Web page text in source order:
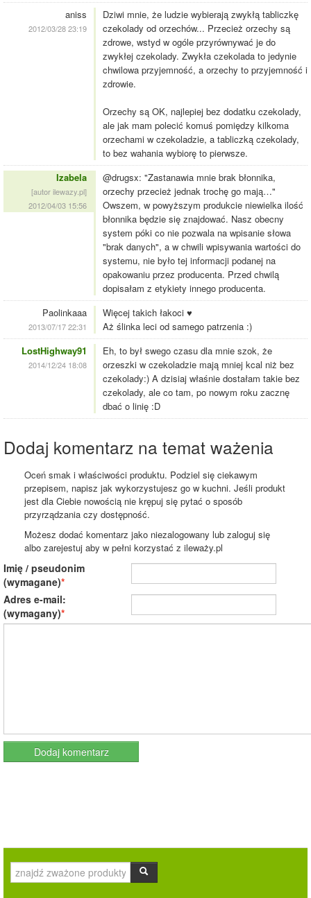
aniss
2012/03/28 23:19
Dziwi mnie, że ludzie wybierają zwykłą tabliczkę
czekolady od orzechów... Przecież orzechy są
zdrowe, wstyd w ogóle przyrównywać je do
zwykłej czekolady. Zwykła czekolada to jedynie
chwilowa przyjemność, a orzechy to przyjemność i
zdrowie.
Orzechy są OK, najlepiej bez dodatku czekolady,
ale jak mam polecić komuś pomiędzy kilkoma
orzechami w czekoladzie, a tabliczką czekolady,
to bez wahania wybiorę to pierwsze.
Izabela
[autor ilewazy.pl]
2012/04/03 15:56
@drugsx: "Zastanawia mnie brak błonnika,
orzechy przecież jednak trochę go mają…"
Owszem, w powyższym produkcie niewielka ilość
błonnika będzie się znajdować. Nasz obecny
system póki co nie pozwala na wpisanie słowa
"brak danych", a w chwili wpisywania wartości do
systemu, nie było tej informacji podanej na
opakowaniu przez producenta. Przed chwilą
dopisałam z etykiety innego producenta.
Paolinkaaa
2013/07/17 22:31
Więcej takich łakoci ♥
Aż ślinka leci od samego patrzenia :)
LostHighway91
2014/12/24 18:08
Eh, to był swego czasu dla mnie szok, że
orzeszki w czekoladzie mają mniej kcal niż bez
czekolady:) A dzisiaj właśnie dostałam takie bez
czekolady, ale co tam, po nowym roku zacznę
dbać o linię :D
Dodaj komentarz na temat ważenia
Oceń smak i właściwości produktu. Podziel się ciekawym
przepisem, napisz jak wykorzystujesz go w kuchni. Jeśli produkt
jest dla Ciebie nowością nie krępuj się pytać o sposób
przyrządzania czy dostępność.
Możesz dodać komentarz jako niezalogowany lub zaloguj się
albo zarejestuj aby w pełni korzystać z ileważy.pl
Imię / pseudonim
(wymagane)
Adres e-mail:
(wymagany)